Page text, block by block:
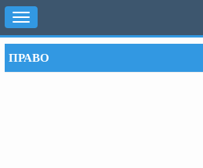
Toggle
navigation
ПРАВО